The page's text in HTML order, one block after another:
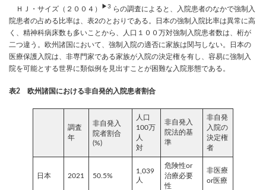
ＨＪ・サイズ（２００４） ▶3 らの調査によると、入院患者のなかで強制入
院患者の占める比率は、表2のとおりである。日本の強制入院比率は異常に高
く、精神科病床数も多いことから、人口１００万対強制入院患者数は、桁が
二つ違う。欧州諸国において、強制入院の適否に家族は関与しない。日本の
医療保護入院は、非専門家である家族が入院の決定権を有し、容易に強制入
院を可能とする世界に類似例を見出すことが困難な入院形態である。
表2 欧州諸国における非自発的入院患者割合
調査
年
非自発入
院者割合
(%)
人口
100万
人
対
非自発入
院法的基
準
非自発
入院の
決定権
者
日本 2021 50.5%
1,039
人
危険性or
治療必要
性
非医療
or医療